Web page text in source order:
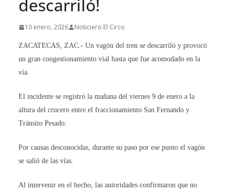
descarriló!
10 enero, 2026 Noticiero El Circo
ZACATECAS, ZAC.- Un vagón del tren se descarriló y provocó
un gran congestionamiento vial hasta que fue acomodado en la
vía.
El incidente se registró la mañana del viernes 9 de enero a la
altura del crucero entre el fraccionamiento San Fernando y
Tránsito Pesado.
Por causas desconocidas, durante su paso por ese punto el vagón
se salió de las vías.
Al intervenir en el hecho, las autoridades confirmaron que no